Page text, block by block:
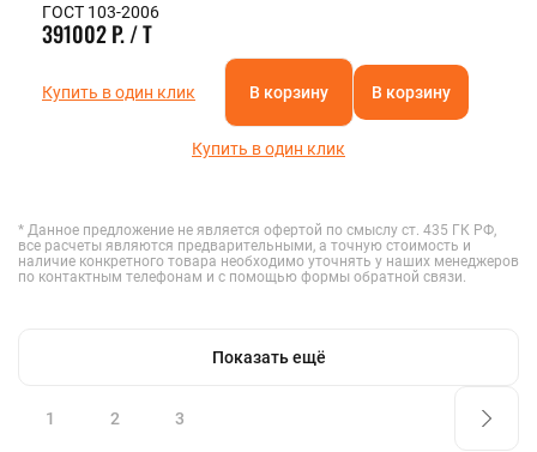
ГОСТ 103-2006
391002 Р. / Т
Купить в один клик В корзину В корзину
Купить в один клик
* Данное предложение не является офертой по смыслу ст. 435 ГК РФ,
все расчеты являются предварительными, а точную стоимость и
наличие конкретного товара необходимо уточнять у наших менеджеров
по контактным телефонам и с помощью формы обратной связи.
Показать ещё
1 2 3